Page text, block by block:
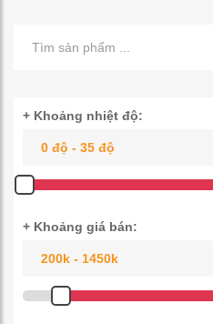
+ Khoảng nhiệt độ:
+ Khoảng giá bán: